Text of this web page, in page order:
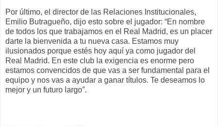
Por último, el director de las Relaciones Institucionales,
Emilio Butragueño, dijo esto sobre el jugador: “En nombre
de todos los que trabajamos en el Real Madrid, es un placer
darte la bienvenida a tu nueva casa. Estamos muy
ilusionados porque estés hoy aquí ya como jugador del
Real Madrid. En este club la exigencia es enorme pero
estamos convencidos de que vas a ser fundamental para el
equipo y nos vas a ayudar a ganar títulos. Te deseamos lo
mejor y un futuro largo”.